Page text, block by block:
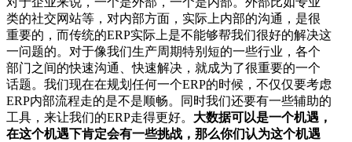
类的社交网站等，对内部方面，实际上内部的沟通，是很
重要的，而传统的ERP实际上是不能够帮我们很好的解决这
一问题的。对于像我们生产周期特别短的一些行业，各个
部门之间的快速沟通、快速解决，就成为了很重要的一个
话题。我们现在在规划任何一个ERP的时候，不仅仅要考虑
ERP内部流程走的是不是顺畅。同时我们还要有一些辅助的
工具，来让我们的ERP走得更好。 大数据可以是一个机遇，
在这个机遇下肯定会有一些挑战，那么你们认为这个机遇